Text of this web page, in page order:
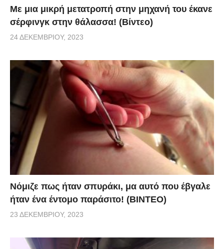
Με μια μικρή μετατροπή στην μηχανή του έκανε
σέρφινγκ στην θάλασσα! (Βίντεο)
24 ΔΕΚΕΜΒΡΊΟΥ, 2023
Νόμιζε πως ήταν σπυράκι, μα αυτό που έβγαλε
ήταν ένα έντομο παράσιτο! (BINTEO)
23 ΔΕΚΕΜΒΡΊΟΥ, 2023